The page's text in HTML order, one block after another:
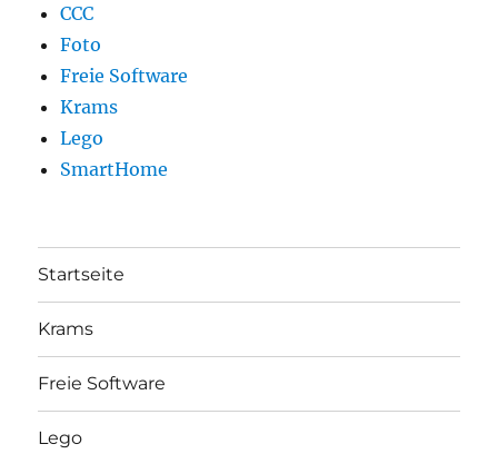
CCC
Foto
Freie Software
Krams
Lego
SmartHome
Startseite
Krams
Freie Software
Lego